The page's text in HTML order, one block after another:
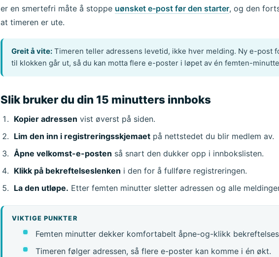
er en smertefri måte å stoppe uønsket e-post før den starter, og den
at timeren er ute.
Greit å vite:Timeren teller adressens levetid, ikke hver melding. Ny e-post
til klokken går ut, så du kan motta flere e-poster i løpet av én femten-
Slik bruker du din 15 minutters innboks
Kopier adressen vist øverst på siden.
Lim den inn i registreringsskjemaet på nettstedet du blir medlem av.
Åpne velkomst-e-posten så snart den dukker opp i innbokslisten.
Klikk på bekreftelseslenken i den for å fullføre registreringen.
La den utløpe. Etter femten minutter sletter adressen og alle
VIKTIGE PUNKTER
Femten minutter dekker komfortabelt åpne-og-klikk
Timeren følger adressen, så flere e-poster kan komme i én økt.